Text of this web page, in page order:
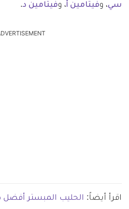
سي، وفيتامين أ، وفيتامين د.
اقرأ أيضاً: الحليب المبستر أفضل